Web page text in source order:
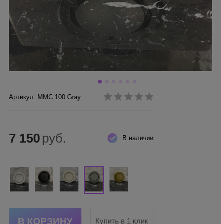
Артикул: ММC 100 Gray
В наличии
7 150 руб.
Купить в 1 клик